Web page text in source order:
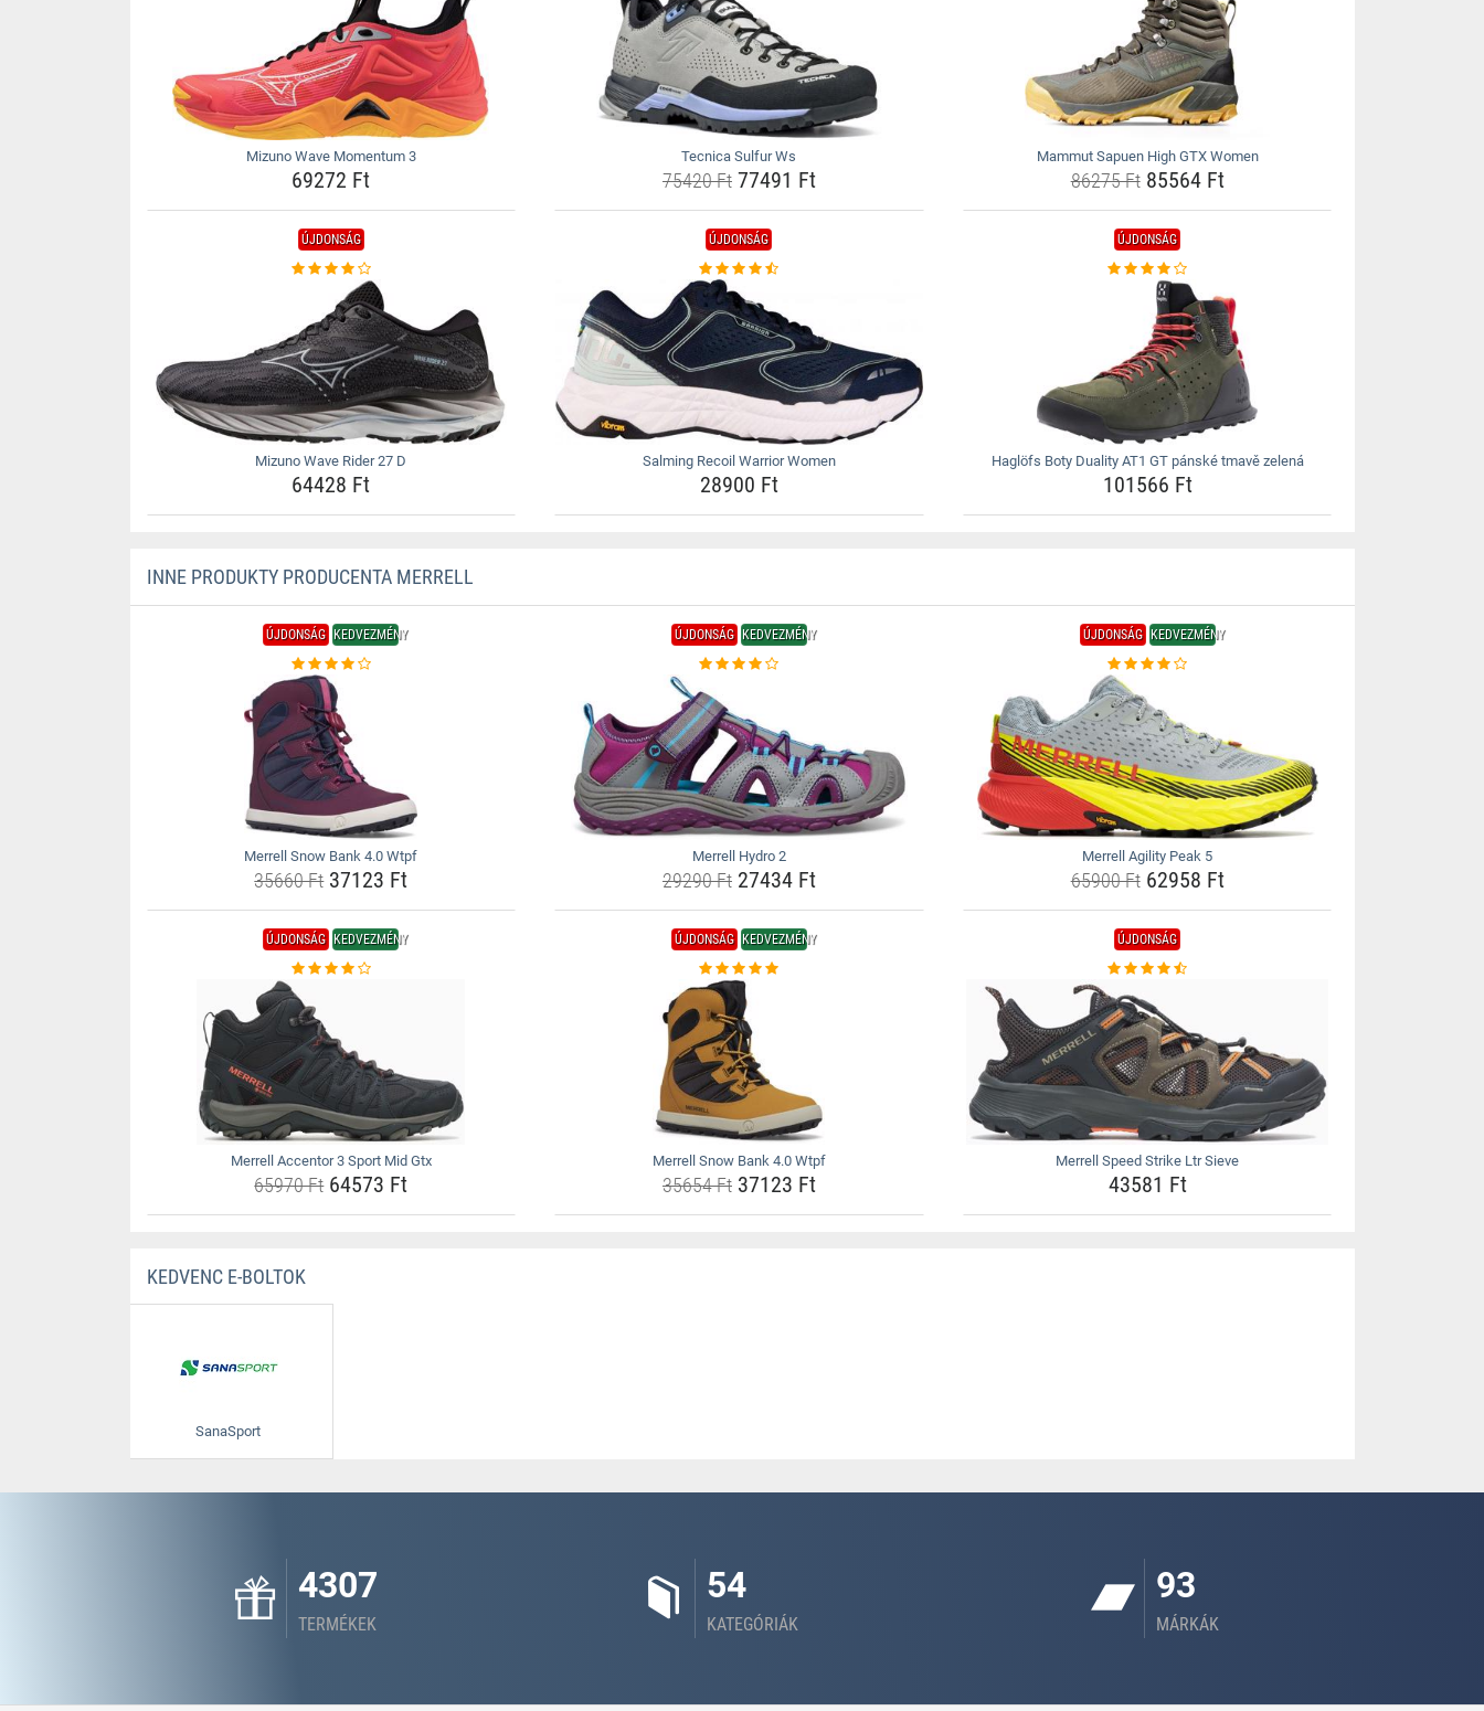
Mizuno Wave Momentum 3
69272 Ft
Tecnica Sulfur Ws
75420 Ft77491 Ft
Mammut Sapuen High GTX Women
86275 Ft85564 Ft
ÚJDONSÁG
Mizuno Wave Rider 27 D
64428 Ft
ÚJDONSÁG
Salming Recoil Warrior Women
28900 Ft
ÚJDONSÁG
Haglöfs Boty Duality AT1 GT pánské tmavě zelená
101566 Ft
INNE PRODUKTY PRODUCENTA MERRELL
ÚJDONSÁG KEDVEZMÉNY
Merrell Snow Bank 4.0 Wtpf
35660 Ft37123 Ft
ÚJDONSÁG KEDVEZMÉNY
Merrell Hydro 2
29290 Ft27434 Ft
ÚJDONSÁG KEDVEZMÉNY
Merrell Agility Peak 5
65900 Ft62958 Ft
ÚJDONSÁG KEDVEZMÉNY
Merrell Accentor 3 Sport Mid Gtx
65970 Ft64573 Ft
ÚJDONSÁG KEDVEZMÉNY
Merrell Snow Bank 4.0 Wtpf
35654 Ft37123 Ft
ÚJDONSÁG
Merrell Speed Strike Ltr Sieve
43581 Ft
KEDVENC E-BOLTOK
SanaSport
4307
TERMÉKEK
54
KATEGÓRIÁK
93
MÁRKÁK